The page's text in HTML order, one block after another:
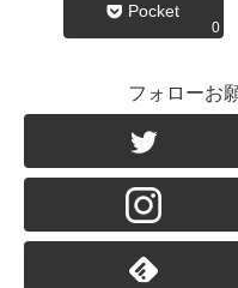
Pocket
0
フォローお